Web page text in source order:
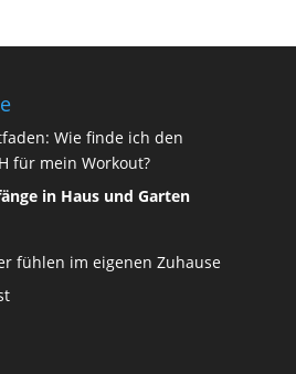
Wie finde ich den
für mein Workout?
in Haus und Garten
fühlen im eigenen Zuhause